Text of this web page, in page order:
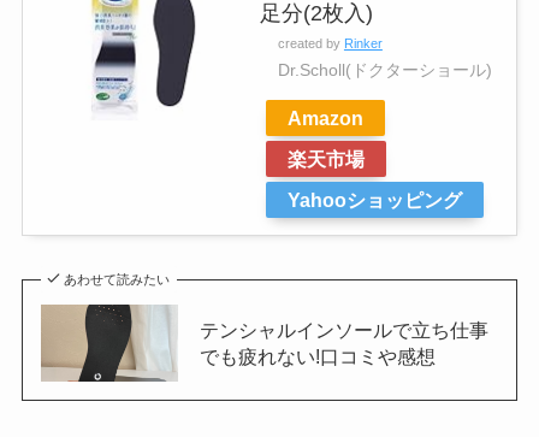
足分(2枚入)
created by Rinker
Dr.Scholl(ドクターショール)
Amazon
楽天市場
Yahooショッピング
あわせて読みたい
テンシャルインソールで立ち仕事
でも疲れない!口コミや感想